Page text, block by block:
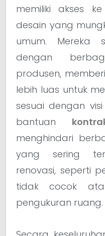
memiliki akses
desain yang
umum. Mereka
dengan
produsen,
lebih luas untuk
sesuai dengan
bantuan
menghindari
yang sering
renovasi, seperti
tidak cocok
pengukuran ruang.